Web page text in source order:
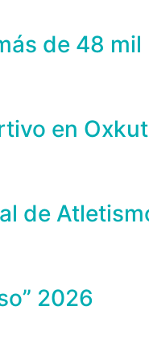
de 48 mil
en
de
2026